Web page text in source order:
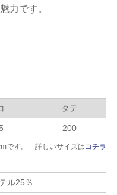
力です。
タテ
200
です。 詳しいサイズは コチラ
ル25％